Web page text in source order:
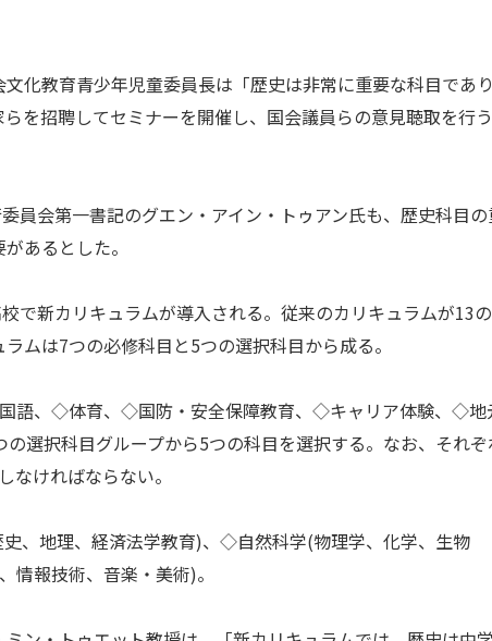
文化教育青少年児童委員長は「歴史は非常に重要な科目であ
を招聘してセミナーを開催し、国会議員らの意見聴取を行
員会第一書記のグエン・アイン・トゥアン氏も、歴史科目
あるとした。
で新カリキュラムが導入される。従来のカリキュラムが13
ムは7つの必修科目と5つの選択科目から成る。
語、◇体育、◇国防・安全保障教育、◇キャリア体験、◇地
選択科目グループから5つの科目を選択する。なお、それ
なければならない。
、地理、経済法学教育)、◇自然科学(物理学、化学、生物
報技術、音楽・美術)。